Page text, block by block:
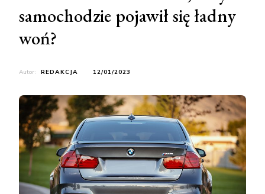
samochodzie pojawił się ładny
woń?
Autor: REDAKCJA 12/01/2023